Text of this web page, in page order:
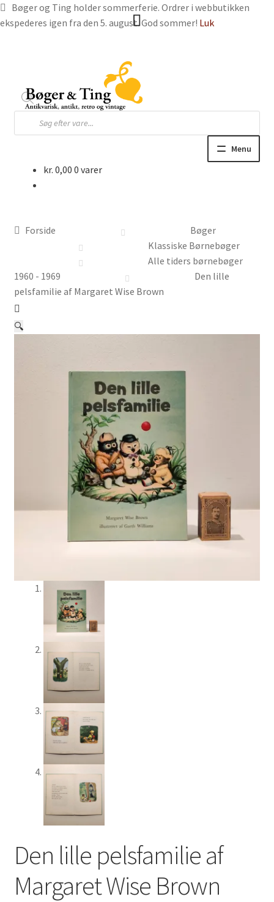
Bøger og Ting holder sommerferie. Ordrer i webbutikken
ekspederes igen fra den 5. august. God sommer! Luk
navigation
indhold
Products
search
Menu
Børnebøger
Ting
kr. 0,00 0 varer
Forside
Bøger
Klassiske Børnebøger
Alle tiders børnebøger
1960 - 1969
Den lille
pelsfamilie af Margaret Wise Brown
🔍
Den lille pelsfamilie af
Margaret Wise Brown